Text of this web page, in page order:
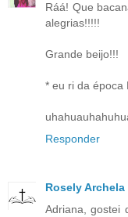
Ráá! Que
alegrias!!!!!
Grande beijo!!!
* eu ri da época
Responder
Rosely Archela
Adriana, gostei